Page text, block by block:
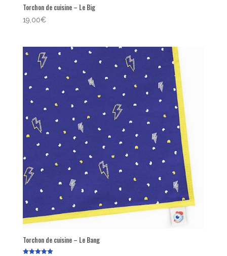
Torchon de cuisine – Le Big
19,00€
Torchon de cuisine – Le Bang